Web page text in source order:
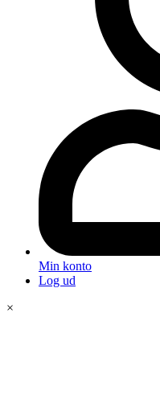
Min konto
Log ud
×